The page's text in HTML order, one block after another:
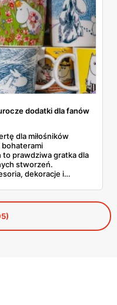
dodatki dla fanów
dla miłośników
bohaterami
prawdziwa gratka dla
stworzeń.
dekoracje i
prezent. Sprawdź, co
dostępnej wyłącznie